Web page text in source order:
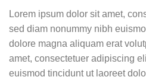
Lorem ipsum dolor sit amet,
sed diam nonummy nibh
dolore magna aliquam erat
amet, consectetuer adipiscing
euismod tincidunt ut laoreet